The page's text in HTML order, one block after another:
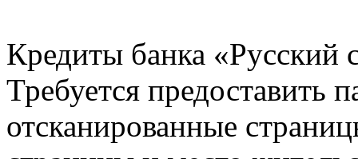
Кредиты банка «Русский
Требуется предоставить
отсканированные